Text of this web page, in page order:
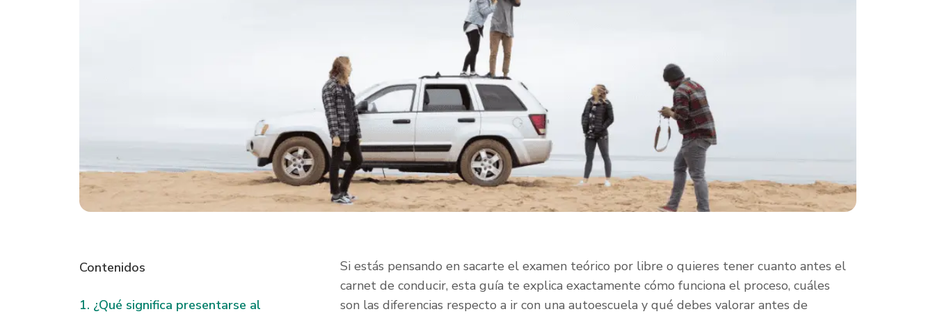
Contenidos
¿Qué significa presentarse al
Si estás pensando en sacarte el examen teórico por libre o quieres tener cuanto antes el
carnet de conducir, esta guía te explica exactamente cómo funciona el proceso, cuáles
son las diferencias respecto a ir con una autoescuela y qué debes valorar antes de